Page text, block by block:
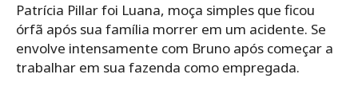
Patrícia Pillar foi Luana, moça simples que ficou
órfã após sua família morrer em um acidente. Se
envolve intensamente com Bruno após começar a
trabalhar em sua fazenda como empregada.